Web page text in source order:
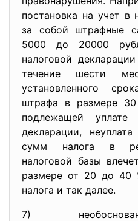
постановка на учет в
за собой штрафные
5000 до 20000
налоговой
течение шести
установленного
штрафа в размере
подлежащей
декларации,
сумм налога в
налоговой базы
размере от 20 до 40
налога и так далее.
7)